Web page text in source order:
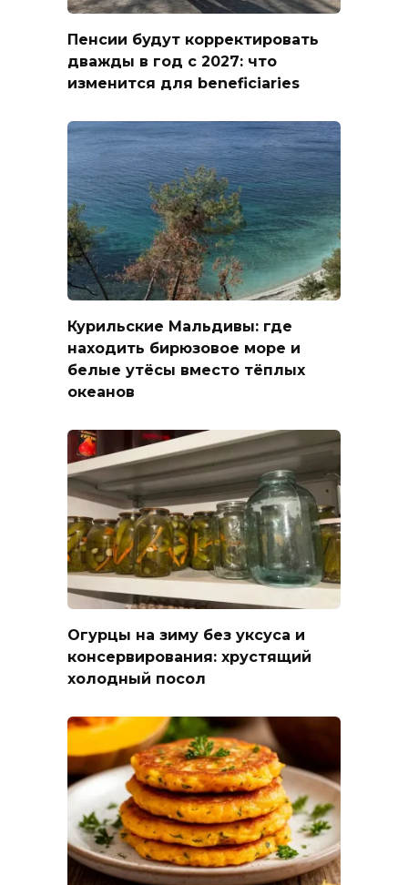
Пенсии будут корректировать
дважды в год с 2027: что
изменится для beneficiaries
Курильские Мальдивы: где
находить бирюзовое море и
белые утёсы вместо тёплых
океанов
Огурцы на зиму без уксуса и
консервирования: хрустящий
холодный посол